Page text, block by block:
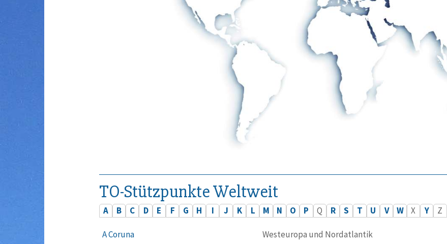
TO-Stützpunkte Weltweit
A B C D E F G H I J K L M N O P Q R S T U V W X Y Z
A Coruna
Westeuropa und Nordatlantik